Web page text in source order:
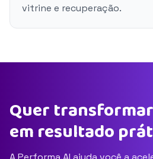
vitrine e recuperação.
Quer
em resultado